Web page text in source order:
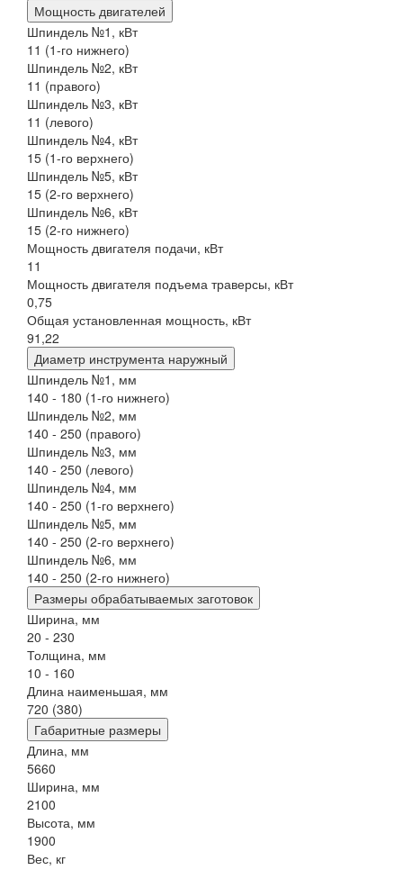
Мощность двигателей
Шпиндель №1, кВт
11 (1-го нижнего)
Шпиндель №2, кВт
11 (правого)
Шпиндель №3, кВт
11 (левого)
Шпиндель №4, кВт
15 (1-го верхнего)
Шпиндель №5, кВт
15 (2-го верхнего)
Шпиндель №6, кВт
15 (2-го нижнего)
Мощность двигателя подачи, кВт
11
Мощность двигателя подъема траверсы, кВт
0,75
Общая установленная мощность, кВт
91,22
Диаметр инструмента наружный
Шпиндель №1, мм
140 - 180 (1-го нижнего)
Шпиндель №2, мм
140 - 250 (правого)
Шпиндель №3, мм
140 - 250 (левого)
Шпиндель №4, мм
140 - 250 (1-го верхнего)
Шпиндель №5, мм
140 - 250 (2-го верхнего)
Шпиндель №6, мм
140 - 250 (2-го нижнего)
Размеры обрабатываемых заготовок
Ширина, мм
20 - 230
Толщина, мм
10 - 160
Длина наименьшая, мм
720 (380)
Габаритные размеры
Длина, мм
5660
Ширина, мм
2100
Высота, мм
1900
Вес, кг